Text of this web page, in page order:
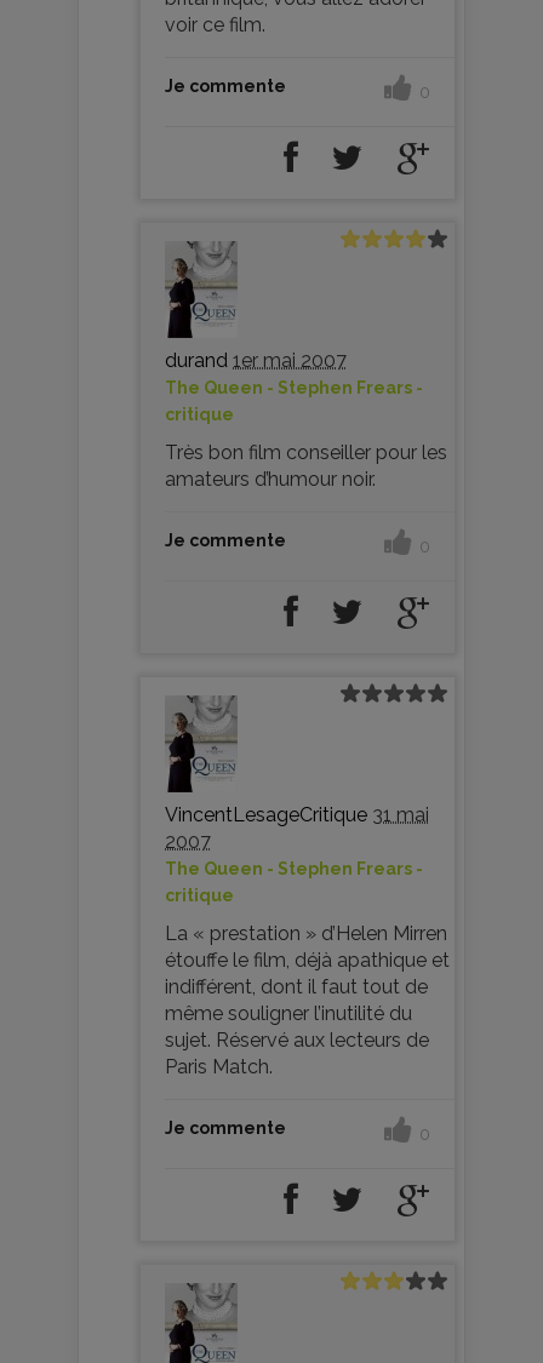
voir ce film.
Je commente 0
durand 1er mai 2007
The Queen - Stephen Frears -
critique
Très bon film conseiller pour les
amateurs d’humour noir.
Je commente 0
VincentLesageCritique 31 mai
2007
The Queen - Stephen Frears -
critique
La « prestation » d’Helen Mirren
étouffe le film, déjà apathique et
indifférent, dont il faut tout de
même souligner l’inutilité du
sujet. Réservé aux lecteurs de
Paris Match.
Je commente 0